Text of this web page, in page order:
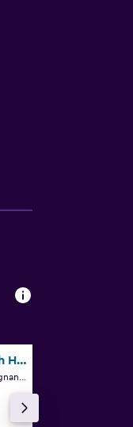
International Beach Hotel